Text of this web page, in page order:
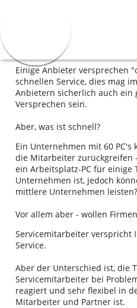
AUSFÜHRUNG -
Einige Anbieter versprechen
schnellen Service, dies mag
Anbietern sicherlich auch ein
Versprechen sein.
Aber, was ist schnell?
Ein Unternehmen mit 60
die Mitarbeiter zurückgreifen
ein Arbeitsplatz-PC für einige
Unternehmen ist, jedoch
mittlere Unternehmen leisten?
Vor allem aber - wollen
Servicemitarbeiter verspricht
Service.
Aber der Unterschied ist, die
Servicemitarbeiter bei
reagiert und sehr flexibel in
Mitarbeiter und Partner ist.